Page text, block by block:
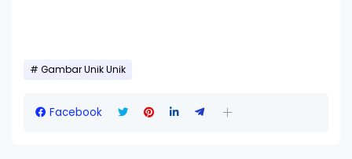
Gambar Unik Unik
Facebook